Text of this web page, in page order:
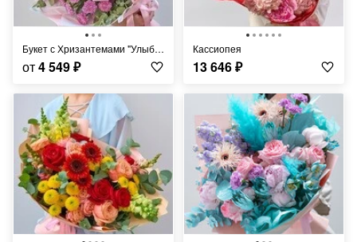
Букет с Хризантемами "Улыбка Ангела"
от4 549₽
Кассиопея
13 646₽